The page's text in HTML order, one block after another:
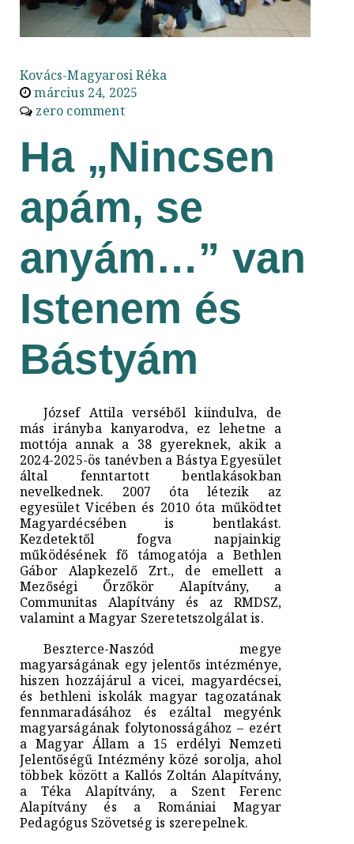
Kovács-Magyarosi Réka
március 24, 2025
zero comment
Ha „Nincsen
apám, se
anyám…” van
Istenem és
Bástyám
József Attila verséből kiindulva, de
más irányba kanyarodva, ez lehetne a
mottója annak a 38 gyereknek, akik a
2024-2025-ös tanévben a Bástya Egyesület
által fenntartott bentlakásokban
nevelkednek. 2007 óta létezik az
egyesület Vicében és 2010 óta működtet
Magyardécsében is bentlakást.
Kezdetektől fogva napjainkig
működésének fő támogatója a Bethlen
Gábor Alapkezelő Zrt., de emellett a
Mezőségi Őrzőkör Alapítvány, a
Communitas Alapítvány és az RMDSZ,
valamint a Magyar Szeretetszolgálat is.
Beszterce-Naszód megye
magyarságának egy jelentős intézménye,
hiszen hozzájárul a vicei, magyardécsei,
és bethleni iskolák magyar tagozatának
fennmaradásához és ezáltal megyénk
magyarságának folytonosságához – ezért
a Magyar Állam a 15 erdélyi Nemzeti
Jelentőségű Intézmény közé sorolja, ahol
többek között a Kallós Zoltán Alapítvány,
a Téka Alapítvány, a Szent Ferenc
Alapítvány és a Romániai Magyar
Pedagógus Szövetség is szerepelnek.